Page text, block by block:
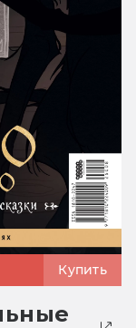
Купить